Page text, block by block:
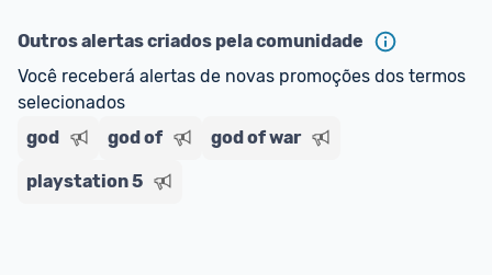
Outros alertas criados pela comunidade
Você receberá alertas de novas promoções dos termos
selecionados
god
god of god of war
playstation 5